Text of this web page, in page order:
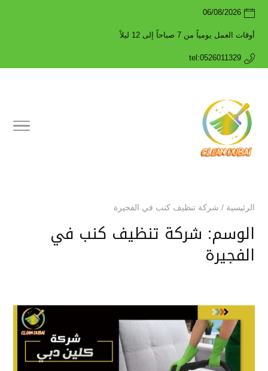
06/08/2026
أوقات العمل يومياً من 7 صباحاً إلى 12 ليلاً
tel:0526011329
الرئيسية / شركة تنظيف كنب في الفجيرة
الوسم: شركة تنظيف كنب في
الفجيرة